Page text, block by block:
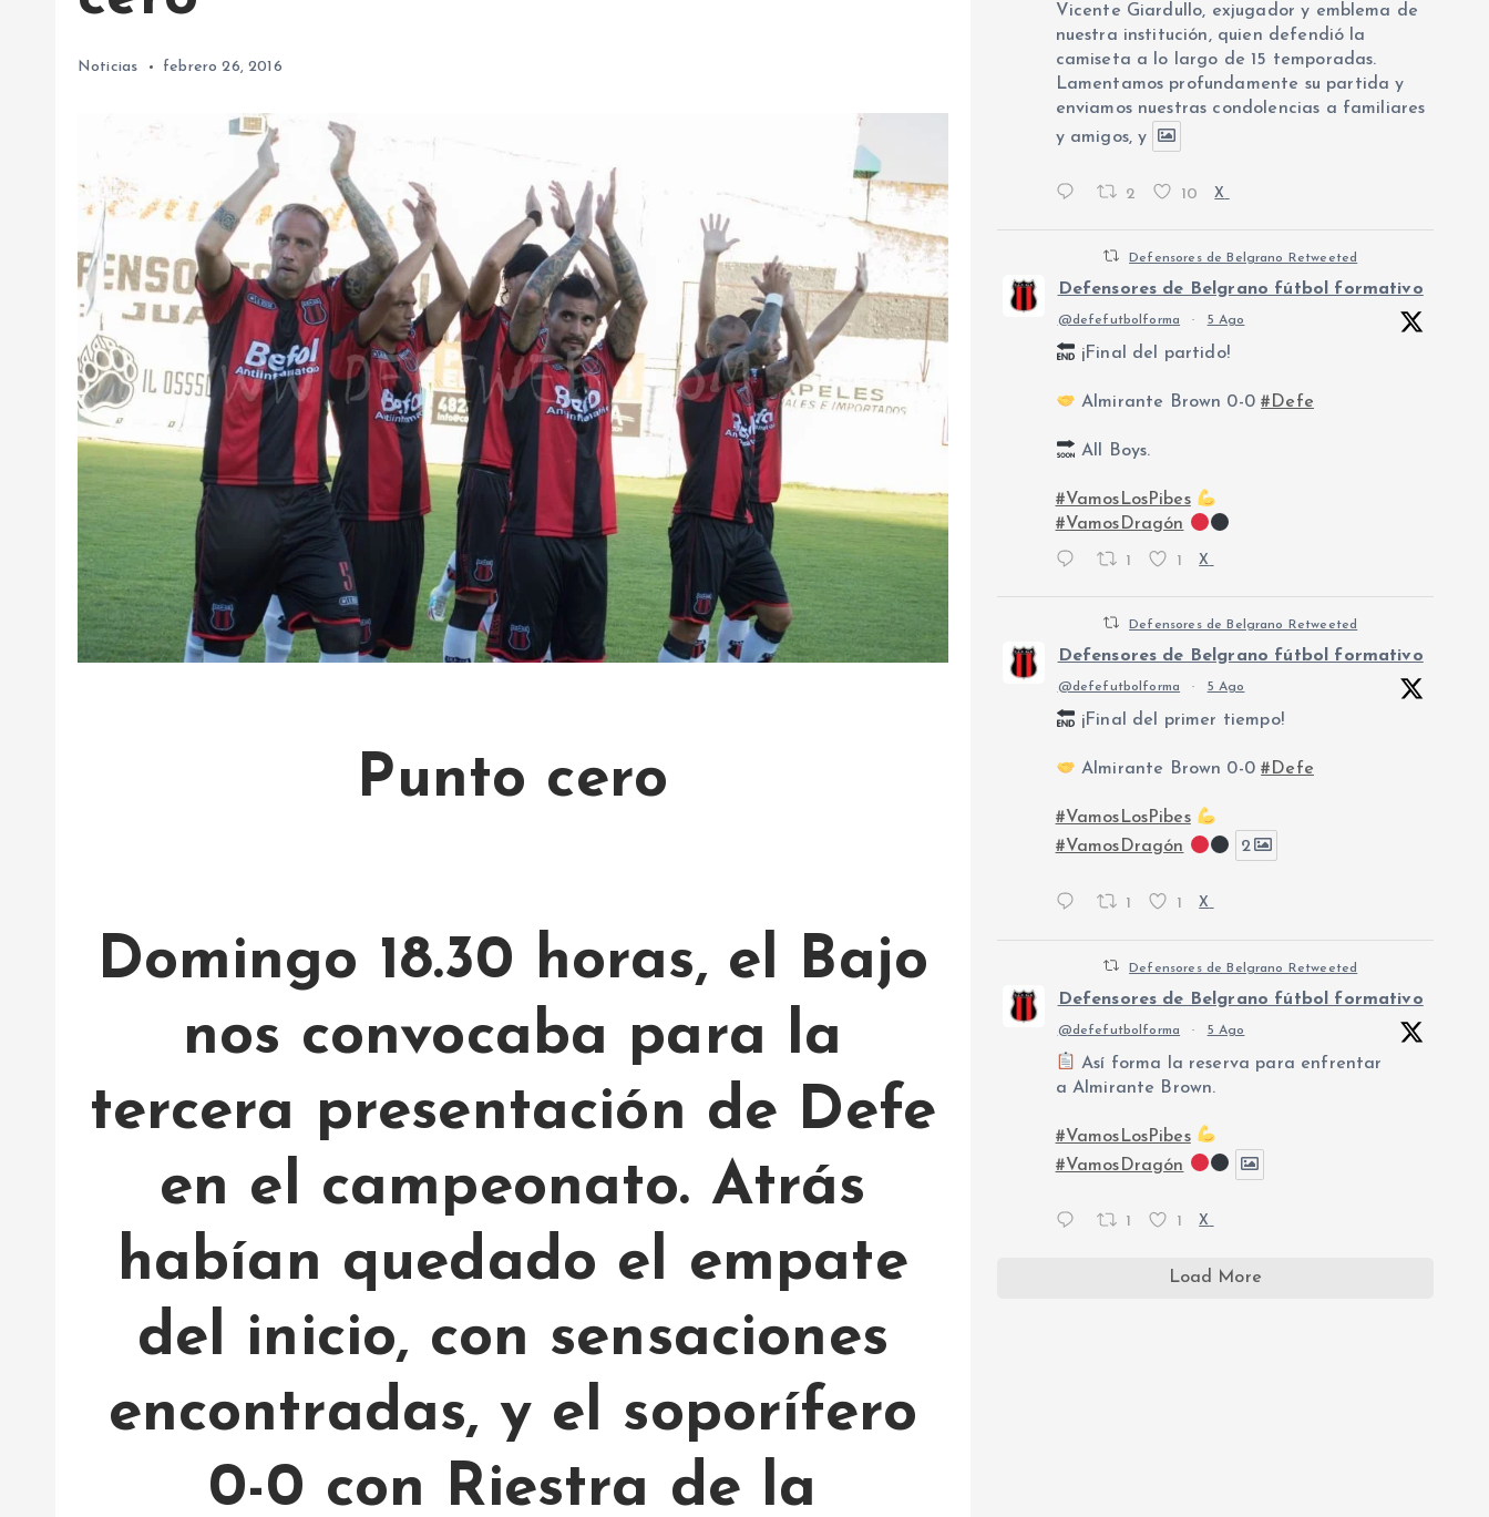
Noticias febrero 26, 2016
Punto cero
Domingo 18.30 horas, el Bajo
nos convocaba para la
tercera presentación de Defe
en el campeonato. Atrás
habían quedado el empate
del inicio, con sensaciones
encontradas, y el soporífero
0-0 con Riestra de la
Vicente Giardullo, exjugador y emblema de
nuestra institución, quien defendió la
camiseta a lo largo de 15 temporadas.
Lamentamos profundamente su partida y
enviamos nuestras condolencias a familiares
y amigos, y
2 10 X
Defensores de Belgrano Retweeted
Defensores de Belgrano fútbol formativo
@defefutbolforma · 5 Ago
¡Final del partido!
Almirante Brown 0-0#Defe
All Boys.
#VamosLosPibes
#VamosDragón
1 1 X
Defensores de Belgrano Retweeted
Defensores de Belgrano fútbol formativo
@defefutbolforma · 5 Ago
¡Final del primer tiempo!
Almirante Brown 0-0#Defe
#VamosLosPibes
#VamosDragón
2
1 1 X
Defensores de Belgrano Retweeted
Defensores de Belgrano fútbol formativo
@defefutbolforma · 5 Ago
Así forma la reserva para enfrentar
a Almirante Brown.
#VamosLosPibes
#VamosDragón
1 1 X
Load More